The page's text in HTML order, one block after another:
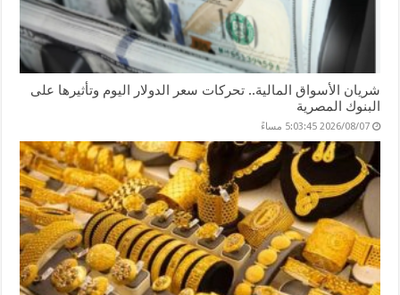
شريان الأسواق المالية.. تحركات سعر الدولار اليوم وتأثيرها على
البنوك المصرية
2026/08/07 5:03:45 مساءً